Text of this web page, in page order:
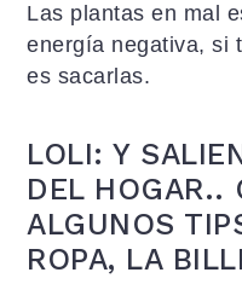
Las plantas en mal
energía negativa, si
es sacarlas.
LOLI: Y
DEL HOGAR..
ALGUNOS
ROPA, LA